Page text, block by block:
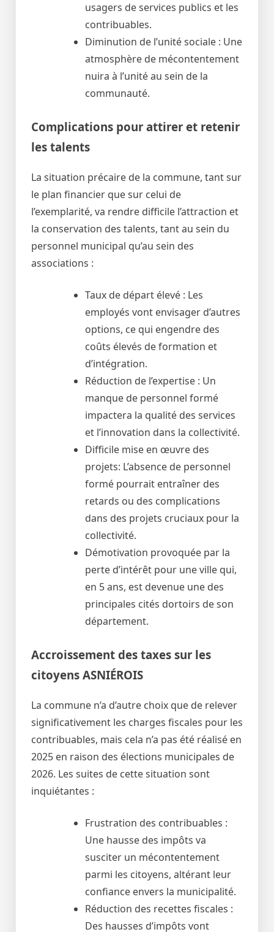
usagers de services publics et les
contribuables.
Diminution de l’unité sociale : Une
atmosphère de mécontentement
nuira à l’unité au sein de la
communauté.
Complications pour attirer et retenir
les talents
La situation précaire de la commune, tant sur
le plan financier que sur celui de
l’exemplarité, va rendre difficile l’attraction et
la conservation des talents, tant au sein du
personnel municipal qu’au sein des
associations :
Taux de départ élevé : Les
employés vont envisager d’autres
options, ce qui engendre des
coûts élevés de formation et
d’intégration.
Réduction de l’expertise : Un
manque de personnel formé
impactera la qualité des services
et l’innovation dans la collectivité.
Difficile mise en œuvre des
projets: L’absence de personnel
formé pourrait entraîner des
retards ou des complications
dans des projets cruciaux pour la
collectivité.
Démotivation provoquée par la
perte d’intérêt pour une ville qui,
en 5 ans, est devenue une des
principales cités dortoirs de son
département.
Accroissement des taxes sur les
citoyens ASNIÉROIS
La commune n’a d’autre choix que de relever
significativement les charges fiscales pour les
contribuables, mais cela n’a pas été réalisé en
2025 en raison des élections municipales de
2026. Les suites de cette situation sont
inquiétantes :
Frustration des contribuables :
Une hausse des impôts va
susciter un mécontentement
parmi les citoyens, altérant leur
confiance envers la municipalité.
Réduction des recettes fiscales :
Des hausses d’impôts vont